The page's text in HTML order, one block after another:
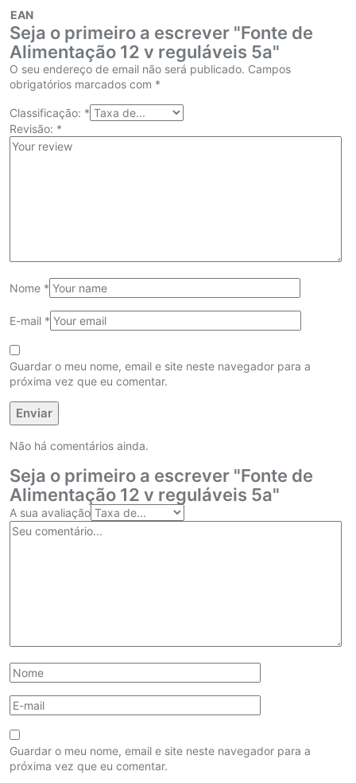
EAN
Seja o primeiro a escrever "Fonte de
Alimentação 12 v reguláveis 5a"
O seu endereço de email não será publicado. Campos
obrigatórios marcados com *
Classificação: *
Revisão: *
Nome *
E-mail *
Guardar o meu nome, email e site neste navegador para a
próxima vez que eu comentar.
Não há comentários ainda.
Seja o primeiro a escrever "Fonte de
Alimentação 12 v reguláveis 5a"
A sua avaliação
Guardar o meu nome, email e site neste navegador para a
próxima vez que eu comentar.